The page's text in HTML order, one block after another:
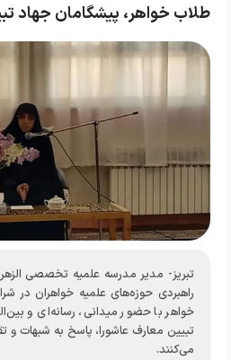
طلاب خواهر، پیشگامان جهاد
تبریز- مدیر مدرسه علمیه تخصصی
راهبردی حوزه‌های علمیه خواهران در
خواهر با حضور میدانی، رسانه‌ای و
تبیین معارف عاشورا، پاسخ به شبهات و
می‌کنند.